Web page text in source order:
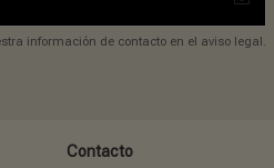
información de contacto en el aviso legal.
Contacto